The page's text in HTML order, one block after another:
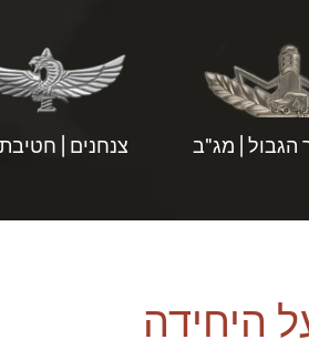
הגבול | מג"ב צנחנים |
היחידה